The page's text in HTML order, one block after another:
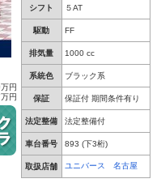
シフト ５AT
駆動 FF
排気量 1000 cc
系統色 ブラック系
保証 保証付 期間条件有り
法定整備 法定整備付
車台番号 893 (下3桁)
取扱店舗 ユニバース 名古屋
円
円